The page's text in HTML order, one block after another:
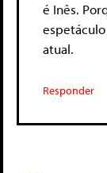
é Inês.
atual.
Responder